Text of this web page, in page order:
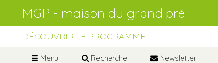
Aller
navigation
personnels
DÉCOUVRIR LE PROGRAMME
Menu Recherche Newsletter